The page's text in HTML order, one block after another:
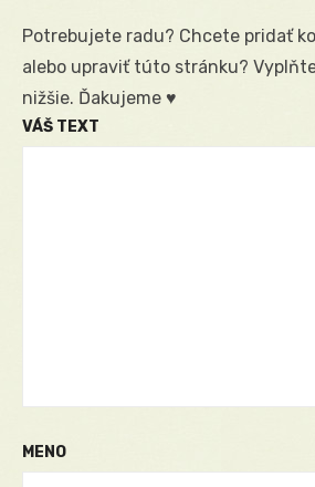
Potrebujete radu? Chcete pridať
alebo upraviť túto stránku?
nižšie. Ďakujeme ♥
VÁŠ TEXT
MENO